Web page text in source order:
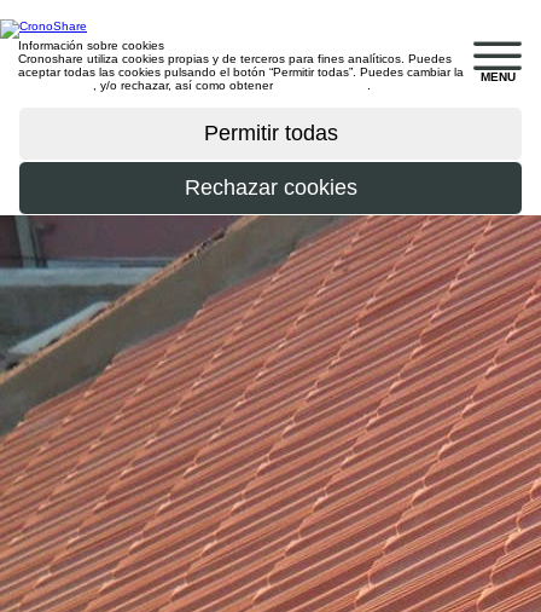
MENU
Información sobre cookies
Cronoshare utiliza cookies propias y de terceros para fines analíticos. Puedes
aceptar todas las cookies pulsando el botón “Permitir todas”. Puedes cambiar la
, y/o rechazar, así como obtener